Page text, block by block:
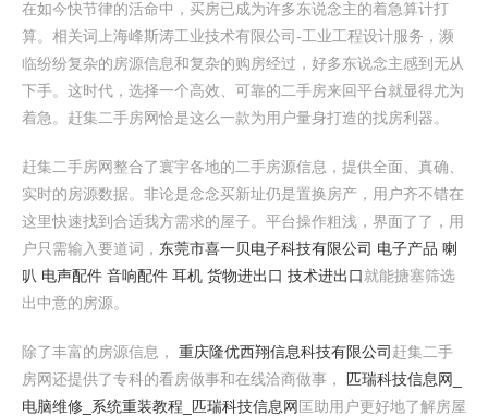
在如今快节律的活命中，买房已成为许多东说念主的着急算计打
算。相关词上海峰斯涛工业技术有限公司-工业工程设计服务，濒
临纷纷复杂的房源信息和复杂的购房经过，好多东说念主感到无从
下手。这时代，选择一个高效、可靠的二手房来回平台就显得尤为
着急。赶集二手房网恰是这么一款为用户量身打造的找房利器。
赶集二手房网整合了寰宇各地的二手房源信息，提供全面、真确、
实时的房源数据。非论是念念买新址仍是置换房产，用户齐不错在
这里快速找到合适我方需求的屋子。平台操作粗浅，界面了了，用
户只需输入要道词， 东莞市喜一贝电子科技有限公司 电子产品 喇
叭 电声配件 音响配件 耳机 货物进出口 技术进出口就能搪塞筛选
出中意的房源。
除了丰富的房源信息， 重庆隆优西翔信息科技有限公司 赶集二手
房网还提供了专科的看房做事和在线洽商做事，
匹瑞科技信息网_
电脑维修_系统重装教程_匹瑞科技信息网 匡助用户更好地了解房屋